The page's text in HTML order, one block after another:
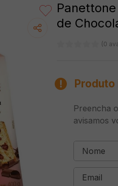
de
(0
Preencha
avisamos